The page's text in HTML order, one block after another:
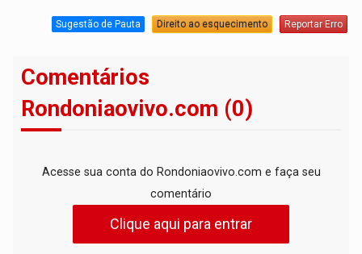
Sugestão de Pauta Direito ao esquecimento Reportar Erro
Comentários
Rondoniaovivo.com (0)
Acesse sua conta do Rondoniaovivo.com e faça seu
comentário
Clique aqui para entrar